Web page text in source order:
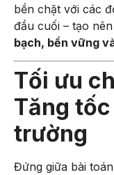
bền chặt với các
đầu cuối – tạo
bạch, bền vững
Tối ưu
Tăng
trường
Đứng giữa bài